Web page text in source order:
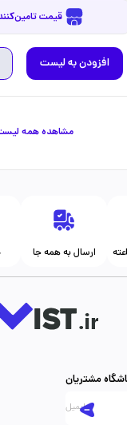
قیمت تامین‌کنندگان دیگر
افزودن به لیست
مشاهده همه
ارسال به همه جا